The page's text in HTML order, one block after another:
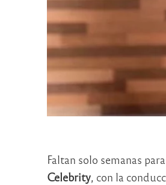
Faltan solo semanas
Celebrity, con la